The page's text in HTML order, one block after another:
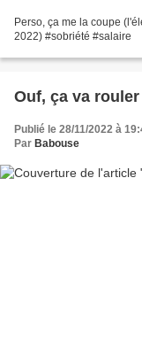
Perso, ça me la coupe
2022) #sobriété #salaire
Ouf, ça va rouler
Publié le 28/11/2022 à
Par Babouse